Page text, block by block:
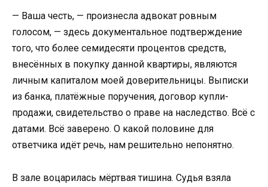
— Ваша честь, — произнесла адвокат ровным
голосом, — здесь документальное подтверждение
того, что более семидесяти процентов средств,
внесённых в покупку данной квартиры, являются
личным капиталом моей доверительницы. Выписки
из банка, платёжные поручения, договор купли-
продажи, свидетельство о праве на наследство. Всё с
датами. Всё заверено. О какой половине для
ответчика идёт речь, нам решительно непонятно.
В зале воцарилась мёртвая тишина. Судья взяла